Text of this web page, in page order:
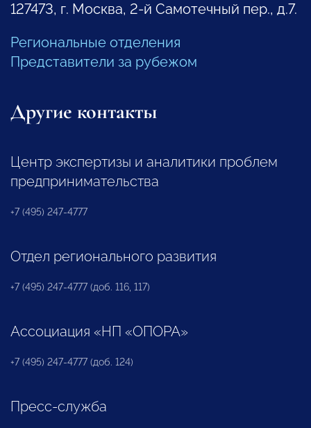
127473, г. Москва, 2-й Самотечный пер., д.7.
Региональные отделения
Представители за рубежом
Другие контакты
Центр экспертизы и аналитики проблем
предпринимательства
+7 (495) 247-4777
Отдел регионального развития
+7 (495) 247-4777 (доб. 116, 117)
Ассоциация «НП «ОПОРА»
+7 (495) 247-4777 (доб. 124)
Пресс-служба